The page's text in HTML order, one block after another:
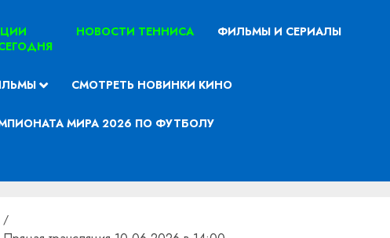
НОВОСТИ ТЕННИСА ФИЛЬМЫ И СЕРИАЛЫ
СМОТРЕТЬ НОВИНКИ КИНО
МИРА 2026 ПО ФУТБОЛУ